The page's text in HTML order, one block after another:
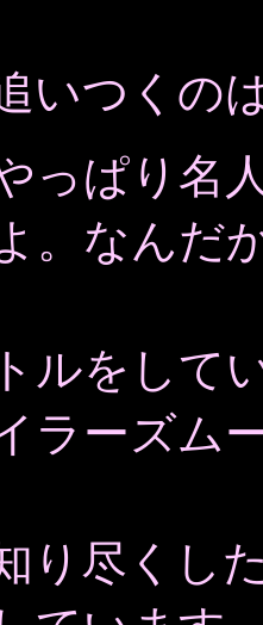
いつくの
っぱり名
。なんだ
ルをして
ラーズム
り尽くし